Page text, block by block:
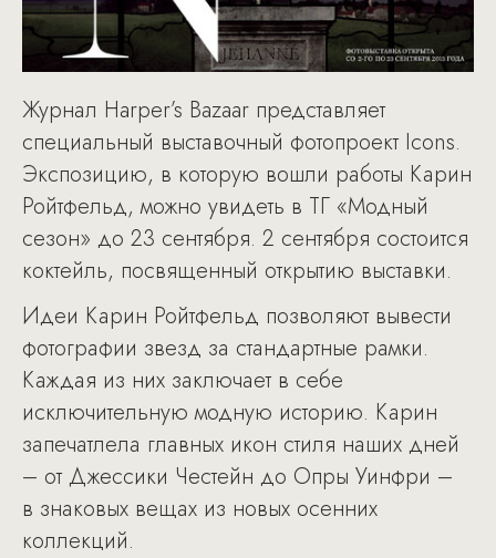
Журнал Harper’s Bazaar представляет
специальный выставочный фотопроект Icons.
Экспозицию, в которую вошли работы Карин
Ройтфельд, можно увидеть в ТГ «Модный
сезон» до 23 сентября. 2 сентября состоится
коктейль, посвященный открытию выставки.
Идеи Карин Ройтфельд позволяют вывести
фотографии звезд за стандартные рамки.
Каждая из них заключает в себе
исключительную модную историю. Карин
запечатлела главных икон стиля наших дней
– от Джессики Честейн до Опры Уинфри –
в знаковых вещах из новых осенних
коллекций.